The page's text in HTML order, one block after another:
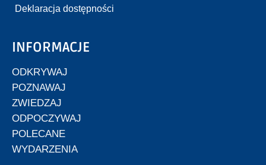
Deklaracja dostępności
INFORMACJE
ODKRYWAJ
POZNAWAJ
ZWIEDZAJ
ODPOCZYWAJ
POLECANE
WYDARZENIA